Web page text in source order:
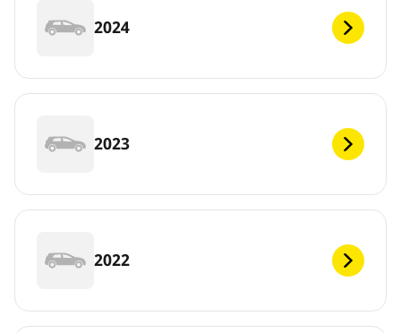
2024
2023
2022